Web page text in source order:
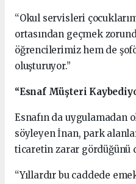
“Okul servisleri
ortasından geçmek
öğrencilerimiz hem de
oluşturuyor.”
“Esnaf Müşteri
Esnafın da uygulamadan
söyleyen İnan, park
ticaretin zarar gördüğünü
“Yıllardır bu caddede